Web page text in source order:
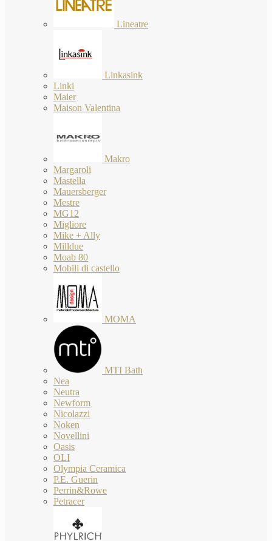
Lineatre
Linkasink
Linki
Maier
Maison Valentina
Makro
Margaroli
Mastella
Mauersberger
Mestre
MG12
Migliore
Mike + Ally
Milldue
Moab 80
Mobili di castello
MOMA
MTI Bath
Nea
Neutra
Newform
Nicolazzi
Noken
Novellini
Oasis
OLI
Olympia Ceramica
P.E. Guerin
Perrin&Rowe
Petracer